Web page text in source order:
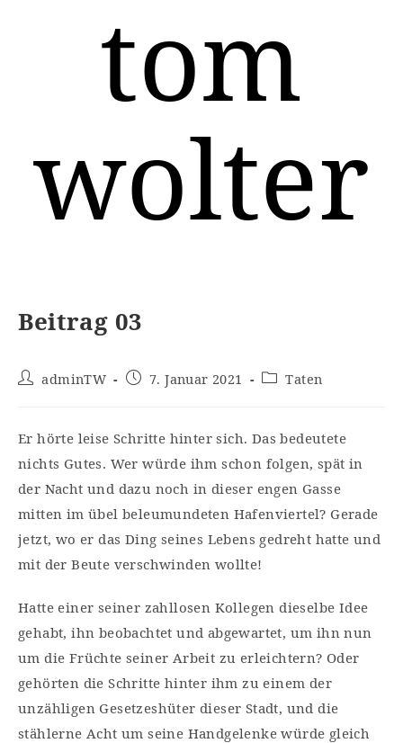
tom
wolter
Beitrag 03
Beitrags-
adminTW
Beitrag7. Januar 2021
Beitrags-
Taten
Er hörte leise Schritte hinter sich. Das bedeutete
nichts Gutes. Wer würde ihm schon folgen, spät in
der Nacht und dazu noch in dieser engen Gasse
mitten im übel beleumundeten Hafenviertel? Gerade
jetzt, wo er das Ding seines Lebens gedreht hatte und
mit der Beute verschwinden wollte!
Hatte einer seiner zahllosen Kollegen dieselbe Idee
gehabt, ihn beobachtet und abgewartet, um ihn nun
um die Früchte seiner Arbeit zu erleichtern? Oder
gehörten die Schritte hinter ihm zu einem der
unzähligen Gesetzeshüter dieser Stadt, und die
stählerne Acht um seine Handgelenke würde gleich